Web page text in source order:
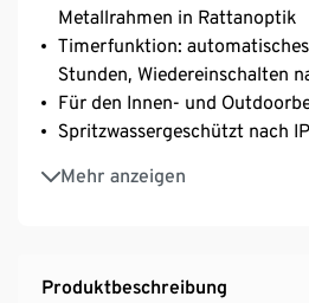
Metallrahmen in Rattanoptik
Timerfunktion:
Stunden, Wiedereinschalten
Für den Innen- und
Spritzwassergeschützt nach
Mehr anzeigen
Inkl. 6 Batterien LR06
Produktbeschreibung